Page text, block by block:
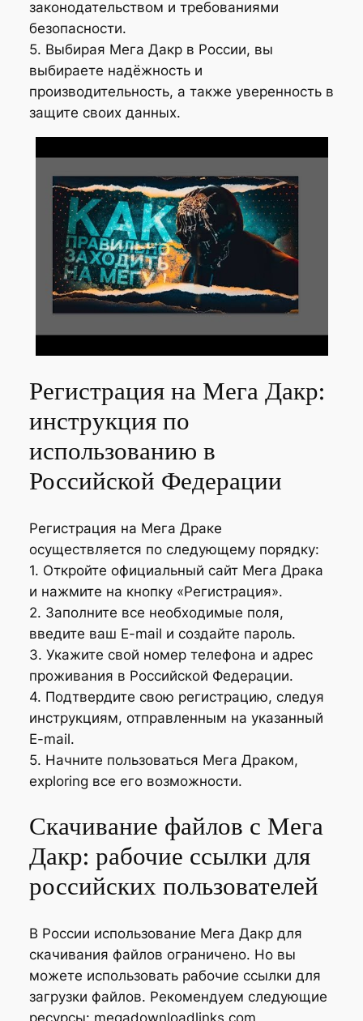
законодательством и требованиями
безопасности.
5. Выбирая Мега Дакр в России, вы
выбираете надёжность и
производительность, а также уверенность в
защите своих данных.
Регистрация на Мега Дакр:
инструкция по
использованию в
Российской Федерации
Регистрация на Мега Драке
осуществляется по следующему порядку:
1. Откройте официальный сайт Мега Драка
и нажмите на кнопку «Регистрация».
2. Заполните все необходимые поля,
введите ваш E-mail и создайте пароль.
3. Укажите свой номер телефона и адрес
проживания в Российской Федерации.
4. Подтвердите свою регистрацию, следуя
инструкциям, отправленным на указанный
E-mail.
5. Начните пользоваться Мега Драком,
exploring все его возможности.
Скачивание файлов с Мега
Дакр: рабочие ссылки для
российских пользователей
В России использование Мега Дакр для
скачивания файлов ограничено. Но вы
можете использовать рабочие ссылки для
загрузки файлов. Рекомендуем следующие